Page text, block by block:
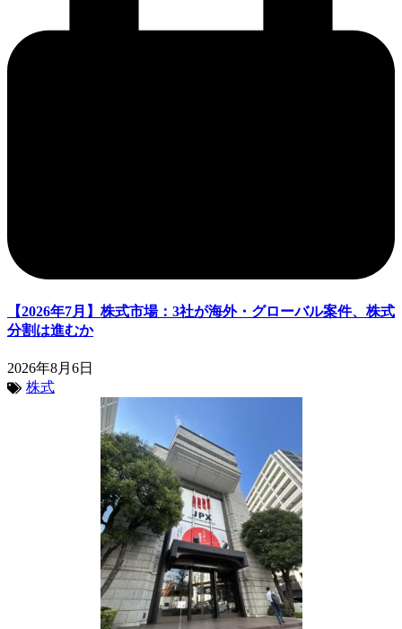
【2026年7月】株式市場：3社が海外・グローバル案件、株式
分割は進むか
2026年8月6日
株式